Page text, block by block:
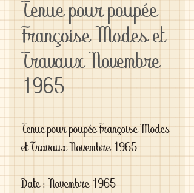
Tenue pour poupée
Françoise Modes et
Travaux Novembre
1965
Tenue pour poupée Françoise Modes
et Travaux Novembre 1965
Date : Novembre 1965